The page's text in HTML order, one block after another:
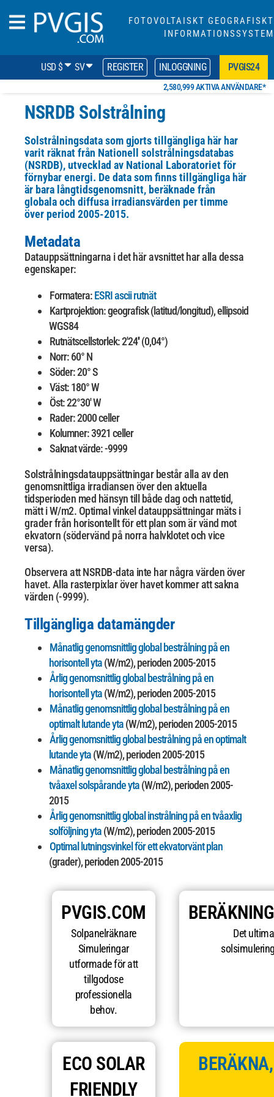
FOTOVOLTAISKT GEOGRAFISKT
INFORMATIONSSYSTEM
USD $ SV REGISTER INLOGGNING PVGIS24
2,580,999 AKTIVA ANVÄNDARE*
NSRDB Solstrålning
Solstrålningsdata som gjorts tillgängliga här har
varit räknat från Nationell solstrålningsdatabas
(NSRDB), utvecklad av National Laboratoriet för
förnybar energi. De data som finns tillgängliga här
är bara långtidsgenomsnitt, beräknade från
globala och diffusa irradiansvärden per timme
över period 2005-2015.
Metadata
Datauppsättningarna i det här avsnittet har alla dessa
egenskaper:
Formatera:ESRI ascii rutnät
Kartprojektion: geografisk (latitud/longitud), ellipsoid
WGS84
Rutnätscellstorlek: 2'24'' (0,04°)
Norr: 60° N
Söder: 20° S
Väst: 180° W
Öst: 22°30' W
Rader: 2000 celler
Kolumner: 3921 celler
Saknat värde: -9999
Solstrålningsdatauppsättningar består alla av den
genomsnittliga irradiansen över den aktuella
tidsperioden med hänsyn till både dag och nattetid,
mätt i W/m2. Optimal vinkel datauppsättningar mäts i
grader från horisontellt för ett plan som är vänd mot
ekvatorn (södervänd på norra halvklotet och vice
versa).
Observera att NSRDB-data inte har några värden över
havet. Alla rasterpixlar över havet kommer att sakna
värden (-9999).
Tillgängliga datamängder
Månatlig genomsnittlig global bestrålning på en
horisontell yta(W/m2), perioden 2005-2015
Årlig genomsnittlig global bestrålning på en
horisontell yta(W/m2), perioden 2005-2015
Månatlig genomsnittlig global bestrålning på en
optimalt lutande yta(W/m2), perioden 2005-2015
Årlig genomsnittlig global bestrålning på en optimalt
lutande yta(W/m2), perioden 2005-2015
Månatlig genomsnittlig global bestrålning på en
tvåaxel solspårande yta(W/m2), perioden 2005-
2015
Årlig genomsnittlig global instrålning på en tvåaxlig
solföljning yta(W/m2), perioden 2005-2015
Optimal lutningsvinkel för ett ekvatorvänt plan
(grader), perioden 2005-2015
PVGIS.COM
Solpanelräknare
Simuleringar
utformade för att
tillgodose
professionella
behov.
Det
ECO SOLAR
FRIENDLY